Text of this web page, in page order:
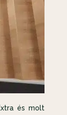
és molt